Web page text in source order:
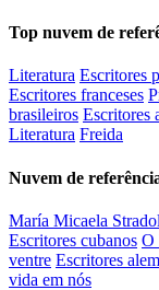
Top nuvem de
Literatura Escritores
Escritores franceses
brasileiros Escritores
Literatura Freida
Nuvem de
María Micaela
Escritores cubanos O
ventre Escritores
vida em nós